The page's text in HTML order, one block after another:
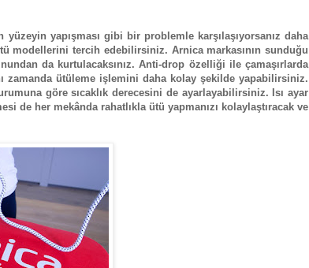
yüzeyin yapışması gibi bir problemle karşılaşıyorsanız daha
modellerini tercih edebilirsiniz. Arnica markasının sunduğu
da kurtulacaksınız. Anti-drop özelliği ile çamaşırlarda
zamanda ütüleme işlemini daha kolay şekilde yapabilirsiniz.
göre sıcaklık derecesini de ayarlayabilirsiniz. Isı ayar
de her mekânda rahatlıkla ütü yapmanızı kolaylaştıracak ve